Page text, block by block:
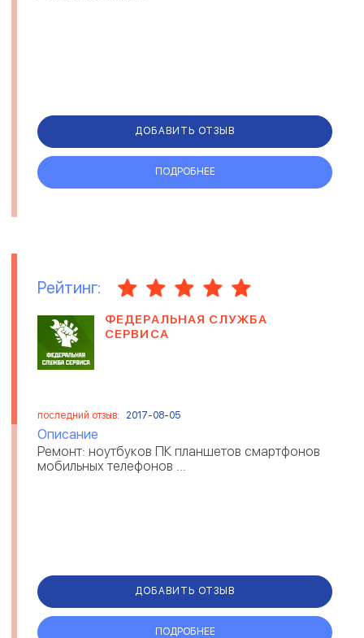
ДОБАВИТЬ ОТЗЫВ
ПОДРОБНЕЕ
Рейтинг:
ФЕДЕРАЛЬНАЯ СЛУЖБА
СЕРВИСА
последний отзыв: 2017-08-05
Описание
Ремонт: ноутбуков ПК планшетов смартфонов
мобильных телефонов ...
ДОБАВИТЬ ОТЗЫВ
ПОДРОБНЕЕ